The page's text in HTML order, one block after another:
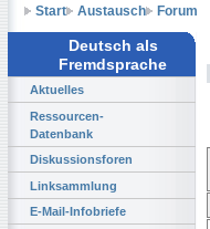
Start
Austausch Forum
Deutsch als
Fremdsprache
Aktuelles
Ressourcen-
Datenbank
Diskussionsforen
Linksammlung
E-Mail-Infobriefe